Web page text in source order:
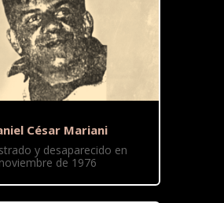
César Mariani
y desaparecido en
noviembre de 1976